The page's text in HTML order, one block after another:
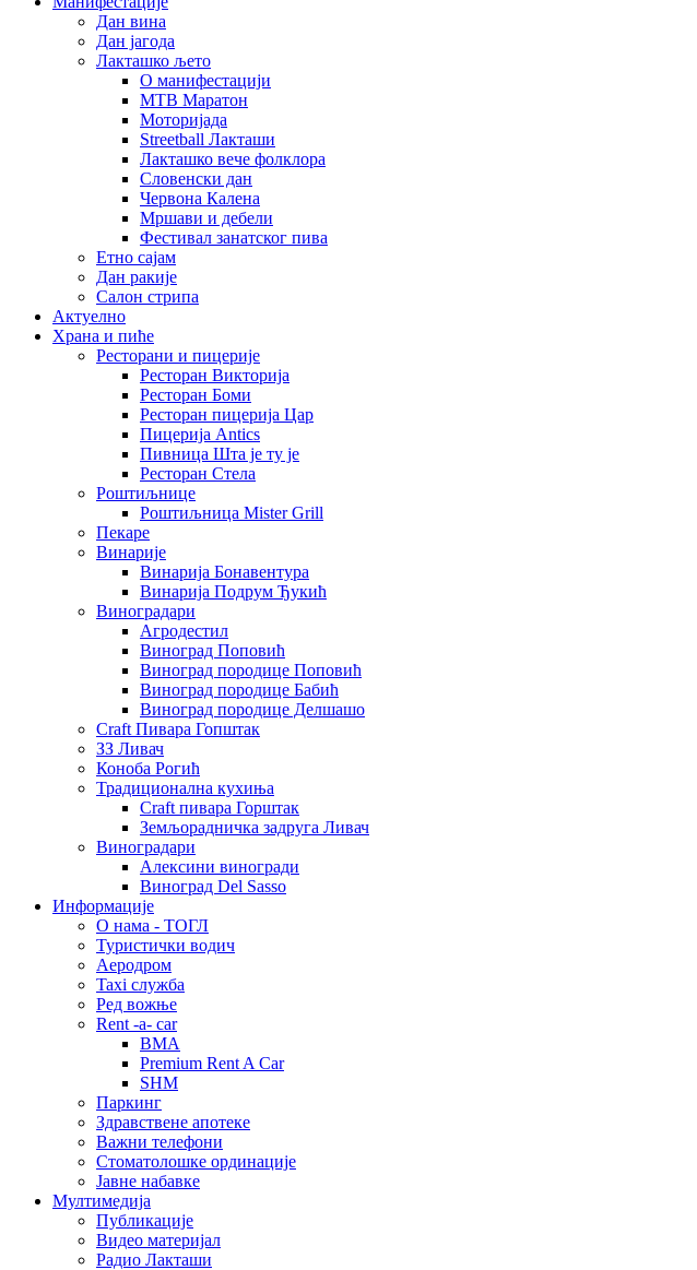
Дан вина
Дан јагода
Лакташко љето
О манифестацији
MTB Маратон
Моторијада
Streetball Лакташи
Лакташко вече фолклора
Словенски дан
Червона Калена
Мршави и дебели
Фестивал занатског пива
Етно сајам
Дан ракије
Салон стрипа
Актуелно
Храна и пиће
Ресторани и пицерије
Ресторан Викторија
Ресторан Боми
Ресторан пицерија Цар
Пицерија Аntics
Пивница Шта је ту је
Ресторан Стела
Роштиљнице
Роштиљница Mister Grill
Пекаре
Винарије
Винарија Бонавентура
Винарија Подрум Ђукић
Виноградари
Агродестил
Виноград Поповић
Виноград породице Поповић
Виноград породице Бабић
Виноград породице Делшашо
Craft Пивара Гопштак
ЗЗ Ливач
Коноба Рогић
Традиционална кухиња
Craft пивара Горштак
Земљорадничка задруга Ливач
Виноградари
Алексини виногради
Виноград Del Sasso
Информације
О нама - ТОГЛ
Туристички водич
Аеродром
Taxi служба
Ред вожње
Rent -a- car
BMA
Premium Rent A Car
SHM
Паркинг
Здравствене апотеке
Важни телефони
Стоматолошке ординације
Јавне набавке
Мултимедија
Публикације
Видео материјал
Радио Лакташи